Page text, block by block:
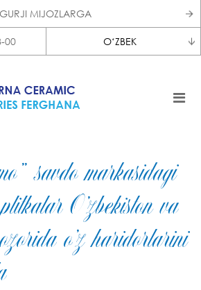
MIJOZLARGA
00 OʻZBEK
savdo markasidagi
O’zbekiston va
o’z haridorlarini